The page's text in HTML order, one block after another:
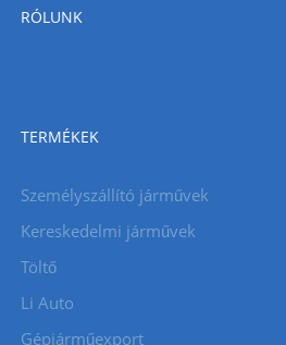
RÓLUNK
TERMÉKEK
Személyszállító járművek
Kereskedelmi járművek
Töltő
Li Auto
Gépjárműexport